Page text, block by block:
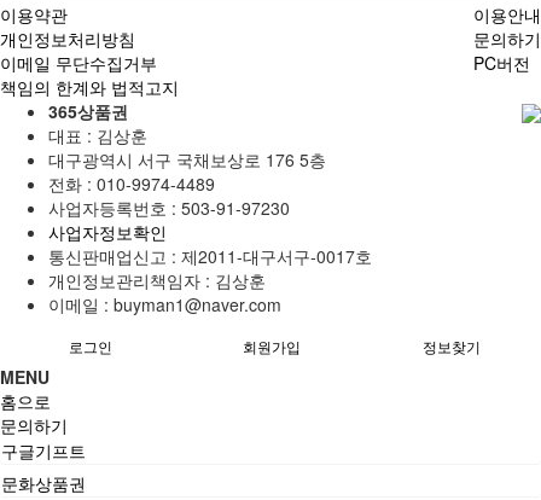
이용약관
개인정보처리방침
이메일 무단수집거부
책임의 한계와 법적고지
이용안내
문의하기
PC버전
365상품권
대표 : 김상훈
대구광역시 서구 국채보상로 176 5층
전화 : 010-9974-4489
사업자등록번호 : 503-91-97230
사업자정보확인
통신판매업신고 : 제2011-대구서구-0017호
개인정보관리책임자 : 김상훈
이메일 : buyman1@naver.com
로그인 회원가입 정보찾기
MENU
홈으로
문의하기
구글기프트
문화상품권